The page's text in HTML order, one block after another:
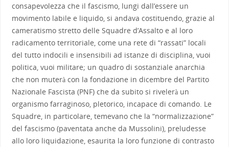
consapevolezza che il fascismo, lungi dall’essere un
movimento labile e liquido, si andava costituendo, grazie al
cameratismo stretto delle Squadre d’Assalto e al loro
radicamento territoriale, come una rete di “rassati” locali
del tutto indocili e insensibili ad istanze di disciplina, vuoi
politica, vuoi militare; un quadro di sostanziale anarchia
che non muterà con la fondazione in dicembre del Partito
Nazionale Fascista (PNF) che da subito si rivelerà un
organismo farraginoso, pletorico, incapace di comando. Le
Squadre, in particolare, temevano che la “normalizzazione”
del fascismo (paventata anche da Mussolini), preludesse
allo loro liquidazione, esaurita la loro funzione di contrasto